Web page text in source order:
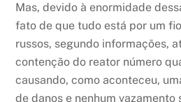
Mas, devido à enormidade
fato de que tudo está por um
russos, segundo informações,
contenção do reator número
causando, como aconteceu,
de danos e nenhum